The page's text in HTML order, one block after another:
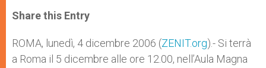
t
s
p
p
s
e
g
e
r
e
b
o r
Share this Entry
ROMA, lunedì, 4 dicembre 2006 (ZENIT.org).- Si terrà
a Roma il 5 dicembre alle ore 12.00, nell’Aula Magna